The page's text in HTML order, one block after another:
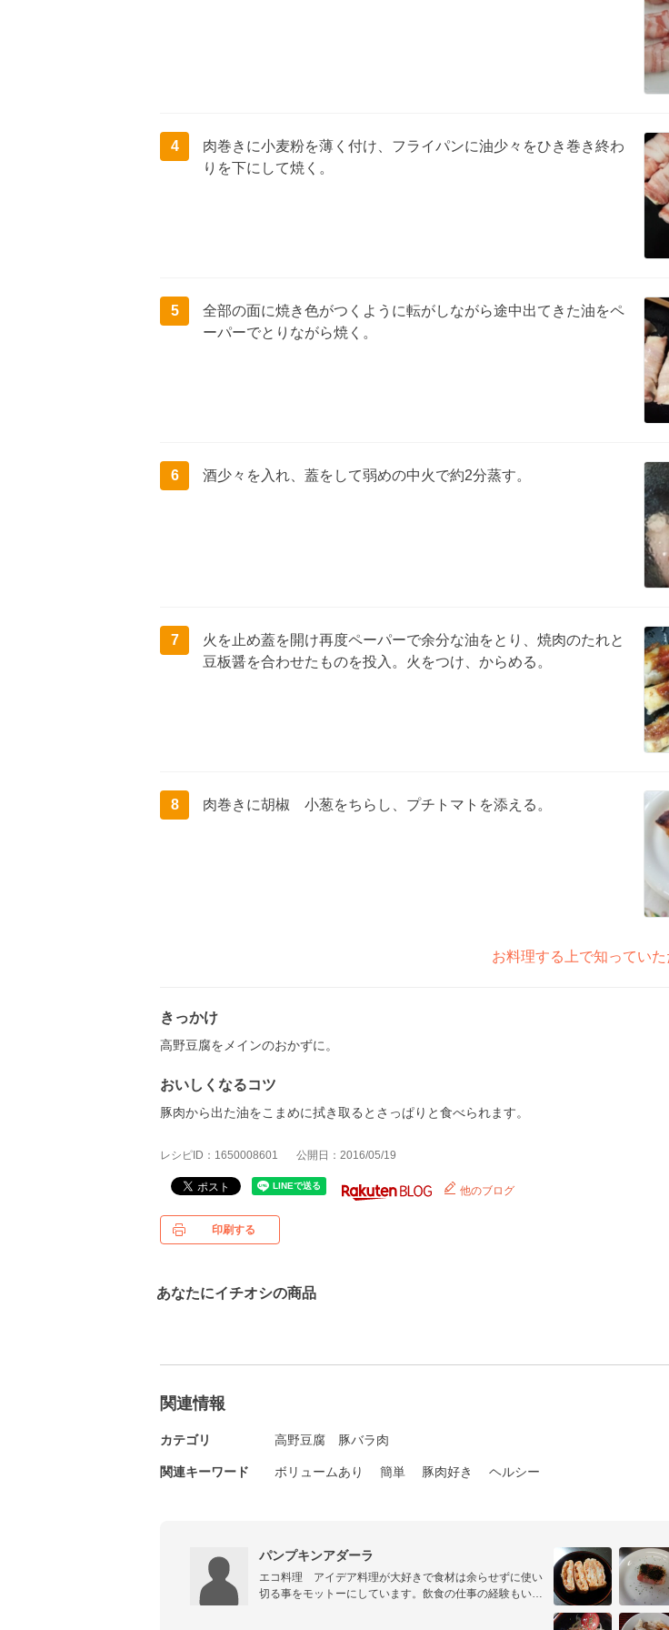
4
肉巻きに小麦粉を薄く付け、フライパンに油少々をひき巻き終わ
りを下にして焼く。
5
全部の面に焼き色がつくように転がしながら途中出てきた油をペ
ーパーでとりながら焼く。
6 酒少々を入れ、蓋をして弱めの中火で約2分蒸す。
7
火を止め蓋を開け再度ペーパーで余分な油をとり、焼肉のたれと
豆板醤を合わせたものを投入。火をつけ、からめる。
8 肉巻きに胡椒 小葱をちらし、プチトマトを添える。
お料理する上で知ってい
きっかけ
高野豆腐をメインのおかずに。
おいしくなるコツ
豚肉から出た油をこまめに拭き取るとさっぱりと食べられます。
レシピID：1650008601 公開日：2016/05/19
他のブログ
印刷する
あなたにイチオシの商品
関連情報
カテゴリ 高野豆腐 豚バラ肉
関連キーワード ボリュームあり 簡単 豚肉好き ヘルシー
パンプキンアダーラ
エコ料理　アイデア料理が大好きで食材は余らせずに使い
切る事をモットーにしています。飲食の仕事の経験もいか